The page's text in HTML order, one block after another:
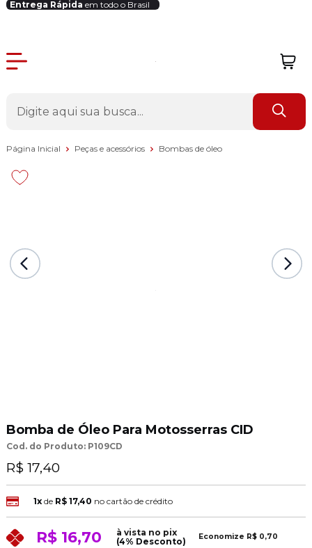
Entrega Rápida em todo o Brasil
Login Revendedor
Página Inicial Peças e acessórios Bombas de óleo
Bomba de Óleo Para Motosserras CID
Cod. do Produto: P109CD
R$ 17,40
1xde R$ 17,40 no cartão de crédito
R$ 16,70
à vista no pix
(4% Desconto)
Economize R$ 0,70